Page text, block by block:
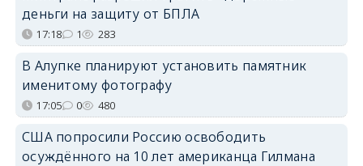
деньги на защиту от БПЛА
17:18 1 283
В Алупке планируют установить памятник
именитому фотографу
17:05 0 480
США попросили Россию освободить
осуждённого на 10 лет американца Гилмана